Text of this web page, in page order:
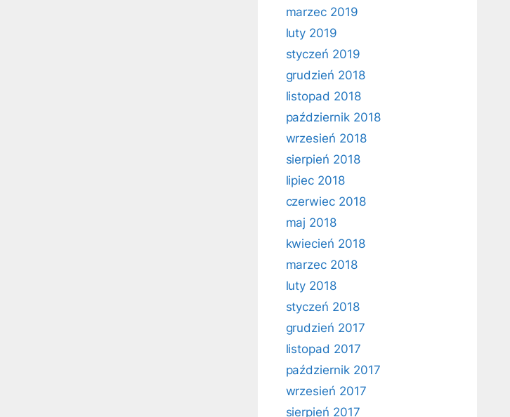
marzec 2019
luty 2019
styczeń 2019
grudzień 2018
listopad 2018
październik 2018
wrzesień 2018
sierpień 2018
lipiec 2018
czerwiec 2018
maj 2018
kwiecień 2018
marzec 2018
luty 2018
styczeń 2018
grudzień 2017
listopad 2017
październik 2017
wrzesień 2017
sierpień 2017